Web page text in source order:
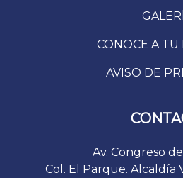
CONOCE A
AVISO DE
Av. Congreso
Col. El Parque. Alcaldía